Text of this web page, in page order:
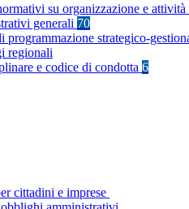
su organizzazione e attività
generali 70
programmazione strategico-
regionali
e codice di condotta 6
cittadini e imprese